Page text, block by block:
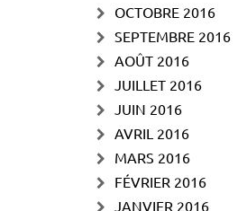
OCTOBRE 2016
SEPTEMBRE 2016
AOÛT 2016
JUILLET 2016
JUIN 2016
AVRIL 2016
MARS 2016
FÉVRIER 2016
JANVIER 2016